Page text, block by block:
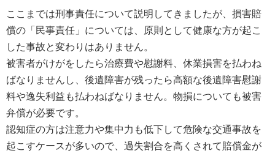
ここまでは刑事責任について説明してきましたが、損害賠
償の「民事責任」については、原則として健康な方が起こ
した事故と変わりはありません。
被害者がけがをしたら治療費や慰謝料、休業損害を払わね
ばなりませんし、後遺障害が残ったら高額な後遺障害慰謝
料や逸失利益も払わねばなりません。物損についても被害
弁償が必要です。
認知症の方は注意力や集中力も低下して危険な交通事故を
起こすケースが多いので、過失割合を高くされて賠償金が